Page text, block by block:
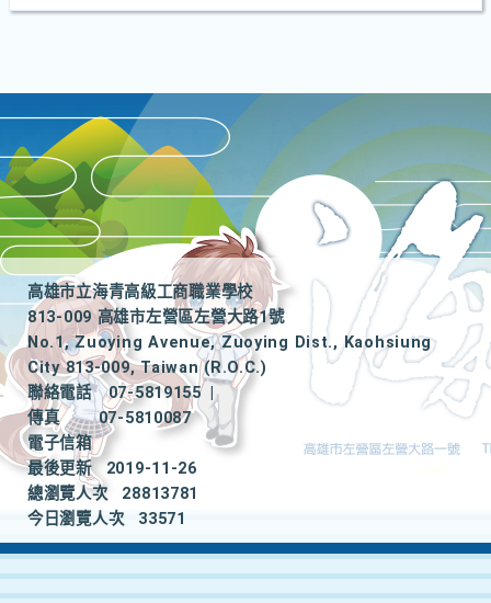
高雄市立海青高級工商職業學校
813-009 高雄市左營區左營大路1號
No.1, Zuoying Avenue, Zuoying Dist., Kaohsiung
City 813-009, Taiwan (R.O.C.)
聯絡電話
07-5819155
|
傳真
07-5810087
電子信箱
最後更新
2019-11-26
總瀏覽人次
28813781
今日瀏覽人次
33571